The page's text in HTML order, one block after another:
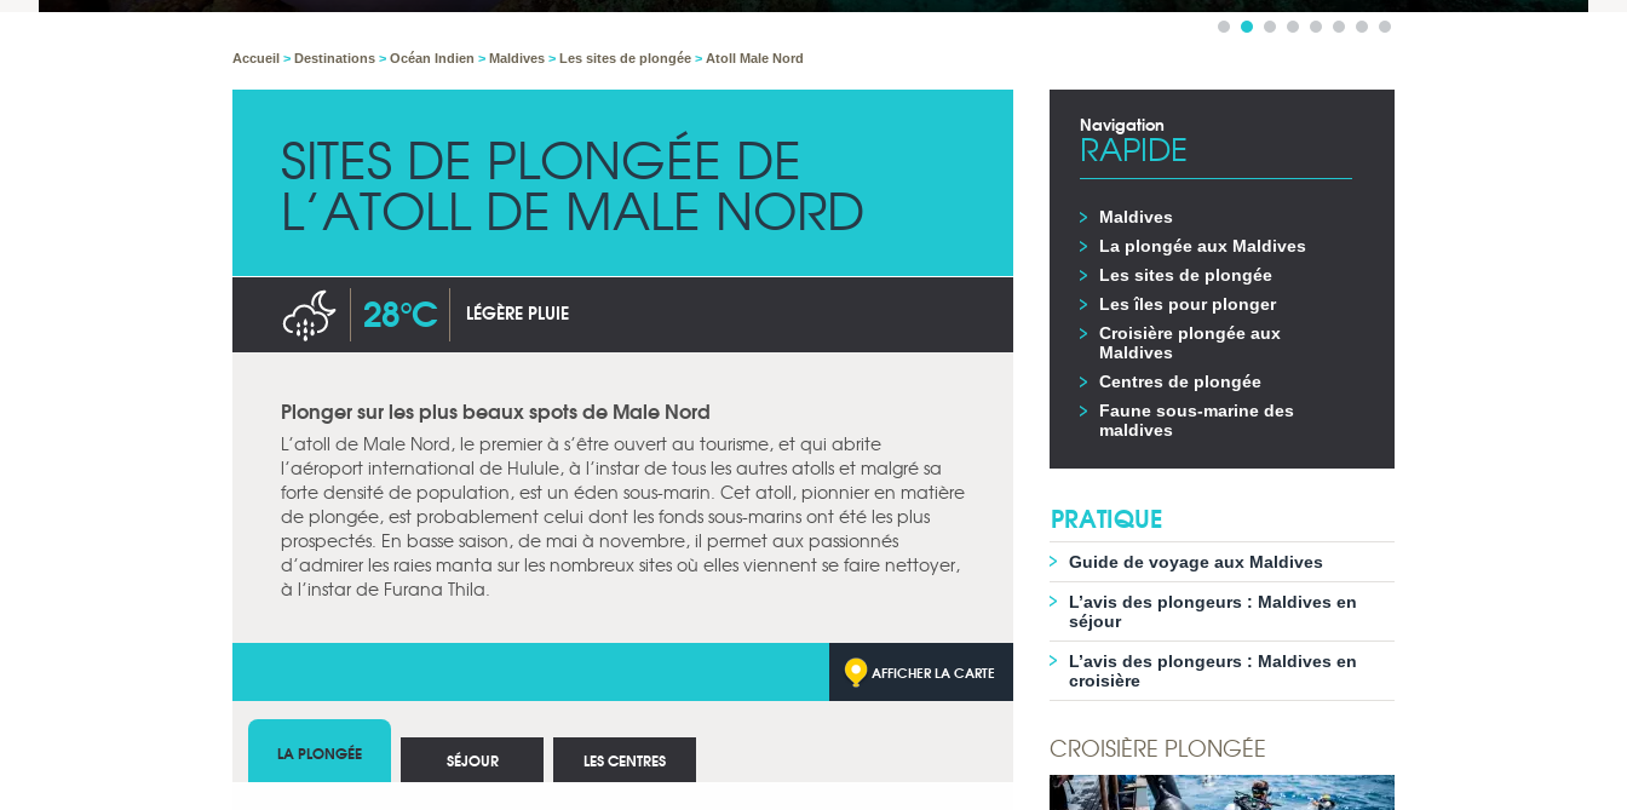
Accueil > Destinations > Océan Indien > Maldives > Les sites de plongée > Atoll Male Nord
SITES DE PLONGÉE DE
L’ATOLL DE MALE NORD
28°C LÉGÈRE PLUIE
Plonger sur les plus beaux spots de Male Nord
L’atoll de Male Nord, le premier à s’être ouvert au tourisme, et qui abrite
l’aéroport international de Hulule, à l’instar de tous les autres atolls et malgré sa
forte densité de population, est un éden sous-marin. Cet atoll, pionnier en matière
de plongée, est probablement celui dont les fonds sous-marins ont été les plus
prospectés. En basse saison, de mai à novembre, il permet aux passionnés
d’admirer les raies manta sur les nombreux sites où elles viennent se faire nettoyer,
à l’instar de Furana Thila.
AFFICHER LA CARTE
LA PLONGÉE SÉJOUR LES CENTRES
Navigation
RAPIDE
Maldives
La plongée aux Maldives
Les sites de plongée
Les îles pour plonger
Croisière plongée aux
Maldives
Centres de plongée
Faune sous-marine des
maldives
PRATIQUE
Guide de voyage aux Maldives
L’avis des plongeurs : Maldives en
séjour
L’avis des plongeurs : Maldives en
croisière
CROISIÈRE PLONGÉE